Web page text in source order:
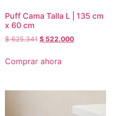
Puff Cama Talla L | 135 cm
x 60 cm
$625.341 $ 522.000
Comprar ahora